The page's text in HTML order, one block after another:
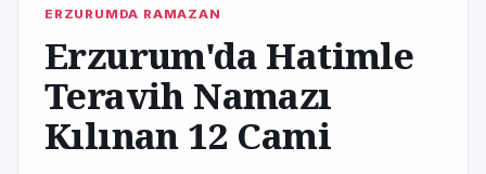
ERZURUMDA RAMAZAN
Erzurum'da Hatimle
Teravih Namazı
Kılınan 12 Cami